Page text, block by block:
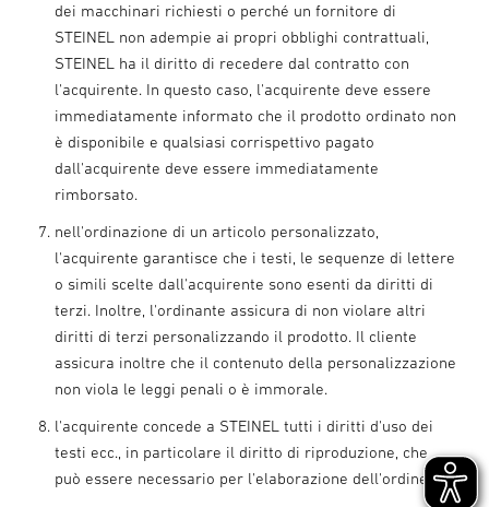
dei macchinari richiesti o perché un fornitore di
STEINEL non adempie ai propri obblighi contrattuali,
STEINEL ha il diritto di recedere dal contratto con
l'acquirente. In questo caso, l'acquirente deve essere
immediatamente informato che il prodotto ordinato non
è disponibile e qualsiasi corrispettivo pagato
dall'acquirente deve essere immediatamente
rimborsato.
nell'ordinazione di un articolo personalizzato,
l'acquirente garantisce che i testi, le sequenze di lettere
o simili scelte dall'acquirente sono esenti da diritti di
terzi. Inoltre, l'ordinante assicura di non violare altri
diritti di terzi personalizzando il prodotto. Il cliente
assicura inoltre che il contenuto della personalizzazione
non viola le leggi penali o è immorale.
l'acquirente concede a STEINEL tutti i diritti d'uso dei
testi ecc., in particolare il diritto di riproduzione, che
può essere necessario per l'elaborazione dell'ordine.